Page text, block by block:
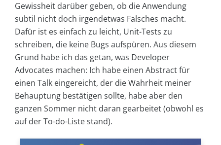
Gewissheit darüber geben, ob die Anwendung
subtil nicht doch irgendetwas Falsches macht.
Dafür ist es einfach zu leicht, Unit-Tests zu
schreiben, die keine Bugs aufspüren. Aus diesem
Grund habe ich das getan, was Developer
Advocates machen: Ich habe einen Abstract für
einen Talk eingereicht, der die Wahrheit meiner
Behauptung bestätigen sollte, habe aber den
ganzen Sommer nicht daran gearbeitet (obwohl es
auf der To-do-Liste stand).